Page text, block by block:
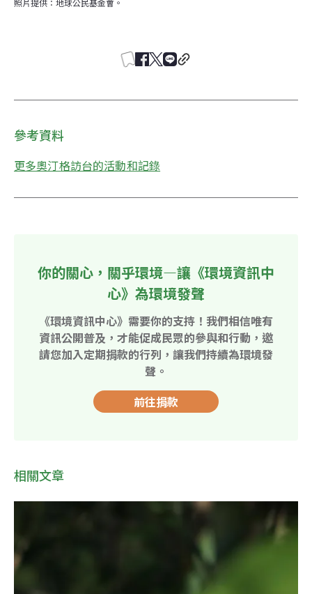
參考資料
更多奧汀格訪台的活動和記錄
你的關心，關乎環境—讓《環境資訊中
心》為環境發聲
《環境資訊中心》需要你的支持！我們相信唯有
資訊公開普及，才能促成民眾的參與和行動，邀
請您加入定期捐款的行列，讓我們持續為環境發
聲。
前往捐款
相關文章